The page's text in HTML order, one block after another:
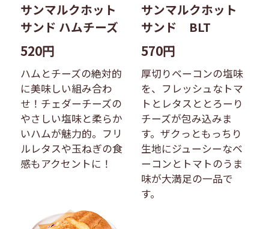
サンマルクホット
サンド ハムチーズ
520円
ハムとチーズの絶対的
に美味しい組み合わ
せ！チェダーチーズの
やさしい塩味と柔らか
いハムが魅力的。フリ
ルレタスや玉ねぎの食
感もアクセントに！
サンマルクホット
サンド BLT
570円
厚切りベーコンの塩味
を、フレッシュなトマ
トとレタスととろーり
チーズが包み込みま
す。ザクっともっちり
生地にジューシーなベ
ーコンとトマトのうま
味が大満足の一品で
す。